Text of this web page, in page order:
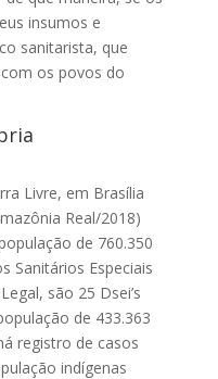
insumos e
sanitarista, que
os povos do
Livre, em Brasília
Real/2018)
de 760.350
Sanitários Especiais
são 25 Dsei’s
de 433.363
registro de casos
indígenas